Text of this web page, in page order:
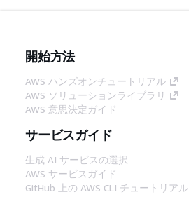
開始方法
AWS ハンズオンチュートリアル
AWS ソリューションライブラリ
AWS 意思決定ガイド
サービスガイド
生成 AI サービスの選択
AWS サービスガイド
GitHub 上の AWS CLI チュートリアル